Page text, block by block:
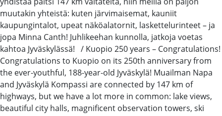
muutakin yhteistä: kuten järvimaisemat, kauniit
kaupungintalot, upeat näköalatornit, laskettelurinteet – ja
jopa Minna Canth! Juhlikeehan kunnolla, jatkoja voetas
kahtoa Jyväskylässä! / Kuopio 250 years – Congratulations!
Congratulations to Kuopio on its 250th anniversary from
the ever-youthful, 188-year-old Jyväskylä! Muailman Napa
and Jyväskylä Kompassi are connected by 147 km of
highways, but we have a lot more in common: lake views,
beautiful city halls, magnificent observation towers, ski